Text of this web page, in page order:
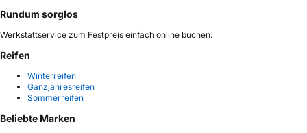
Rundum sorglos
Werkstattservice zum Festpreis einfach online buchen.
Reifen
Winterreifen
Ganzjahresreifen
Sommerreifen
Beliebte Marken